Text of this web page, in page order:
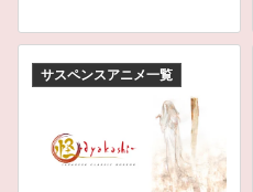
サスペンスアニメ一覧